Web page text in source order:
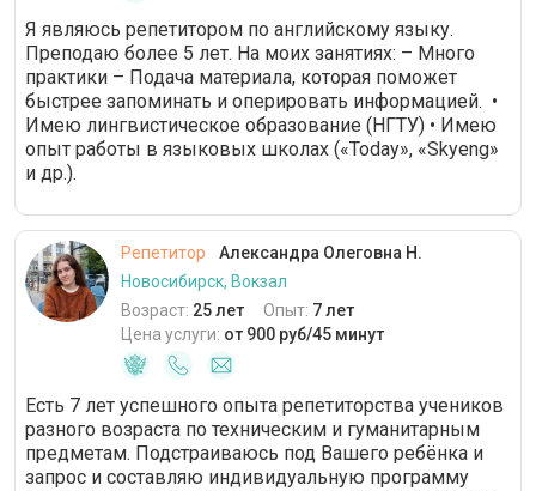
Я являюсь репетитором по английскому языку.
Преподаю более 5 лет. На моих занятиях: – Много
практики – Подача материала, которая поможет
быстрее запоминать и оперировать информацией. •
Имею лингвистическое образование (НГТУ) • Имею
опыт работы в языковых школах («Today», «Skyeng»
и др.).
Репетитор
Александра Олеговна Н.
Новосибирск, Вокзал
Возраст: 25 лет Опыт: 7 лет
Цена услуги: от 900 руб/45 минут
Есть 7 лет успешного опыта репетиторства учеников
разного возраста по техническим и гуманитарным
предметам. Подстраиваюсь под Вашего ребёнка и
запрос и составляю индивидуальную программу